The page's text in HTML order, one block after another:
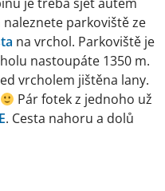
je třeba sjet autem
parkoviště ze
na vrchol. Parkoviště je
nastoupáte 1350 m.
vrcholem jištěna lany.
Pár fotek z jednoho už
. Cesta nahoru a dolů